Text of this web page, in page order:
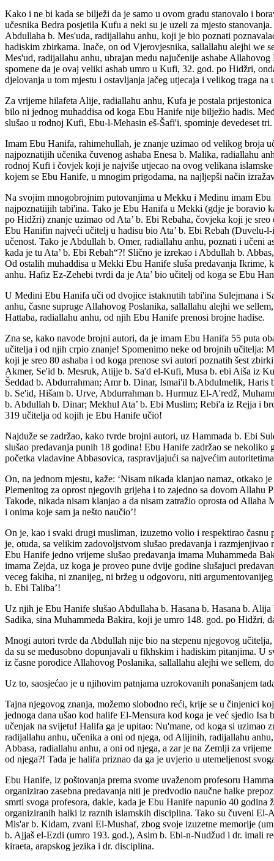
Kako i ne bi kada se bilježi da je samo u ovom gradu stanovalo i
učesnika Bedra posjetila Kufu a neki su je uzeli za mjesto
Abdullaha b. Mes'uda, radijallahu anhu, koji je bio poznati
hadiskim zbirkama. Inače, on od Vjerovjesnika, sallallahu alejhi we
Mes'ud, radijallahu anhu, ubrajan medu najučenije ashabe
spomene da je ovaj veliki ashab umro u Kufi, 32. god. po Hidžri,
djelovanja u tom mjestu i ostavljanja jačeg utjecaja i velikog traga
Za vrijeme hilafeta Alije, radiallahu anhu, Kufa je postala
bilo ni jednog muhaddisa od koga Ebu Hanife nije bilježio hadis.
slušao u rodnoj Kufi, Ebu-l-Mehasin eš-Šafi'i, spominje devedeset tri.
Imam Ebu Hanifa, rahimehullah, je znanje uzimao od velikog broja
najpoznatijih učenika čuvenog ashaba Enesa b. Malika, radiallahu
rodnoj Kufi i čovjek koji je najviše utjecao na ovog velikana
kojem se Ebu Hanife, u mnogim prigodama, na najljepši način
Na svojim mnogobrojnim putovanjima u Mekku i Medinu imam
najpoznatiijih tabi'ina. Tako je Ebu Hanifa u Mekki (gdje je boravio
po Hidžri) znanje uzimao od Ata’ b. Ebi Rebaha, čovjeka koji je
Ebu Hanifin najveći učitelj u hadisu bio Ata’ b. Ebi Rebah (Duvelu-
učenost. Tako je Abdullah b. Omer, radiallahu anhu, poznati i učeni
kada je tu Ata’ b. Ebi Rebah“?! Slično je izrekao i Abdullah b.
Od ostalih muhaddisa u Mekki Ebu Hanife sluša predavanja Ikrime,
anhu. Hafiz Ez-Zehebi tvrdi da je Ata’ bio učitelj od koga se Ebu
U Medini Ebu Hanifa uči od dvojice istaknutih tabi'ina Sulejmana i
anhu, časne supruge Allahovog Poslanika, sallallahu alejhi we
Hattaba, radiallahu anhu, od njih Ebu Hanife prenosi brojne hadise.
Zna se, kako navode brojni autori, da je imam Ebu Hanifa 55 puta
učitelja i od njih crpio znanje! Spomenimo neke od brojnih učitelja:
koji je sreo 80 ashaba i od koga prenose svi autori poznatih šest
Akmer, Se'id b. Mesruk, Atijje b. Sa'd el-Kufi, Musa b. ebi Aiša iz
Šeddad b. Abdurrahman; Amr b. Dinar, Ismai'il b.Abdulmelik, Haris
b. Se'id, Hišam b. Urve, Abdurrahman b. Hurmuz El-A'redž,
b. Abdullah b. Dinar; Mekhul Ata’ b. Ebi Muslim; Rebi'a iz Rejja i
319 učitelja od kojih je Ebu Hanife učio!
Najduže se zadržao, kako tvrde brojni autori, uz Hammada b. Ebi
slušao predavanja punih 18 godina! Ebu Hanife zadržao se
početka vladavine Abbasovica, raspravljajući sa najvećim
On, na jednom mjestu, kaže: ‘Nisam nikada klanjao namaz, otkako
Plemenitog za oprost njegovih grijeha i to zajedno sa dovom Allahu
Takode, nikada nisam klanjao a da nisam zatražio oprosta od
i onima koje sam ja nešto naučio’!
On je, kao i svaki drugi musliman, izuzetno volio i respektirao časnu
je, otuda, sa velikim zadovoljstvom slušao predavanja i razmjenjivao
Ebu Hanife jedno vrijeme slušao predavanja imama Muhammeda
imama Zejda, uz koga je proveo pune dvije godine slušajuci
veceg fakiha, ni znanijeg, ni bržeg u odgovoru, niti
b. Ebi Taliba’!
Uz njih je Ebu Hanife slušao Abdullaha b. Hasana b. Hasana b.
Sadika, sina Muhammeda Bakira, koji je umro 148. god. po Hidžri,
Mnogi autori tvrde da Abdullah nije bio na stepenu njegovog
da su se međusobno dopunjavali u fikhskim i hadiskim pitanjima. U
iz časne porodice Allahovog Poslanika, sallallahu alejhi we sellem,
Uz to, saosjećao je u njihovim patnjama uzrokovanih ponašanjem
Tajna njegovog znanja, možemo slobodno reći, krije se u činjenici
jednoga dana ušao kod halife El-Mensura kod koga je već sjedio
učenjak na svijetu! Halifa ga je upitao: Nu'mane, od koga si uzimao
radijallahu anhu, učenika a oni od njega, od Alijinih, radijallahu
Abbasa, radiallahu anhu, a oni od njega, a zar je na Zemlji za
od njega?! Tada je halifa priznao da ga je uvjerio u utemeljenost
Ebu Hanife, iz poštovanja prema svome uvaženom profesoru
organizirao zasebna predavanja niti je predvodio naučne halke
smrti svoga profesora, dakle, kada je Ebu Hanife napunio 40
organiziranih halki iz raznih islamskih disciplina. Tako su čuveni
Mis'ar b. Kidam, zvani El-Mushaf, zbog svoje izuzetne memorije
b. Ajjaš el-Ezdi (umro 193. god.), Asim b. Ebi-n-Nudžud i dr. imali
kiraeta, arapskog jezika i dr. disciplina.